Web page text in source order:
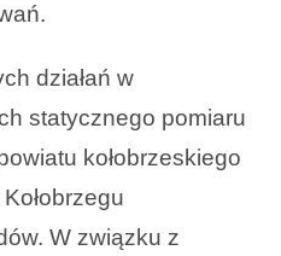
działań w
statycznego pomiaru
kołobrzeskiego
W związku z